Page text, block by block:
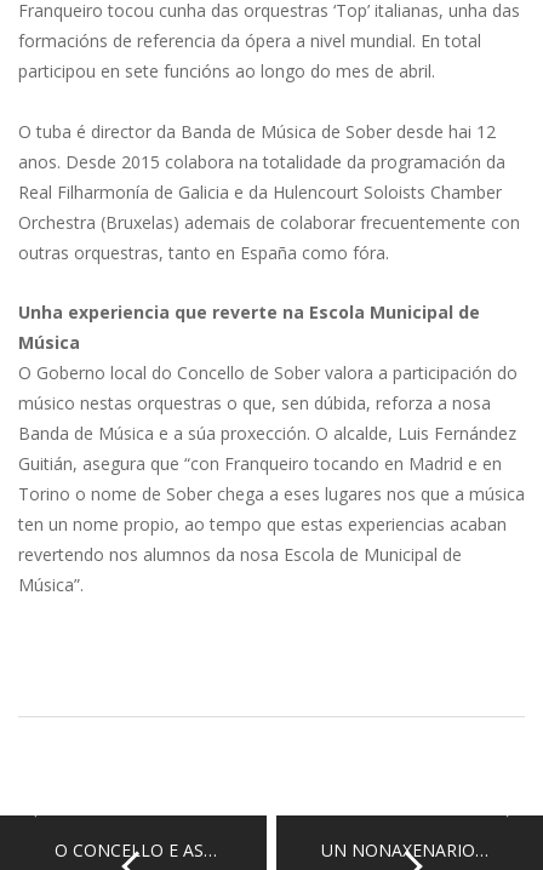
Franqueiro tocou cunha das orquestras ‘Top’ italianas, unha das
formacións de referencia da ópera a nivel mundial. En total
participou en sete funcións ao longo do mes de abril.
O tuba é director da Banda de Música de Sober desde hai 12
anos. Desde 2015 colabora na totalidade da programación da
Real Filharmonía de Galicia e da Hulencourt Soloists Chamber
Orchestra (Bruxelas) ademais de colaborar frecuentemente con
outras orquestras, tanto en España como fóra.
Unha experiencia que reverte na Escola Municipal de
Música
O Goberno local do Concello de Sober valora a participación do
músico nestas orquestras o que, sen dúbida, reforza a nosa
Banda de Música e a súa proxección. O alcalde, Luis Fernández
Guitián, asegura que “con Franqueiro tocando en Madrid e en
Torino o nome de Sober chega a eses lugares nos que a música
ten un nome propio, ao tempo que estas experiencias acaban
revertendo nos alumnos da nosa Escola de Municipal de
Música”.
O CONCELLO E AS… UN NONAXENARIO…